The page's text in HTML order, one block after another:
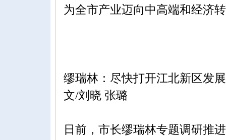
为全市产业迈向中高端和经济
缪瑞林：尽快打开江北新区发
文/刘晓 张璐
日前，市长缪瑞林专题调研推